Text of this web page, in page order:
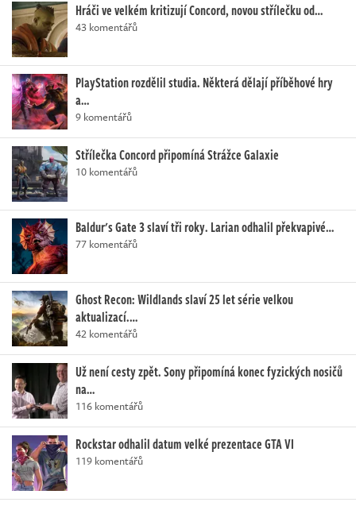
Hráči ve velkém kritizují Concord, novou střílečku od…
43 komentářů
PlayStation rozdělil studia. Některá dělají příběhové hry
a…
9 komentářů
Střílečka Concord připomíná Strážce Galaxie
10 komentářů
Baldur's Gate 3 slaví tři roky. Larian odhalil překvapivé…
77 komentářů
Ghost Recon: Wildlands slaví 25 let série velkou
aktualizací.…
42 komentářů
Už není cesty zpět. Sony připomíná konec fyzických nosičů
na…
116 komentářů
Rockstar odhalil datum velké prezentace GTA VI
119 komentářů